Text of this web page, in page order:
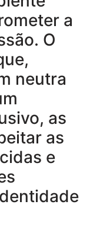
a
O
neutra
as
as
e